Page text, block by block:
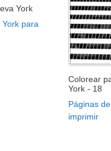
York
para
Colorear
York - 18
Páginas
imprimir